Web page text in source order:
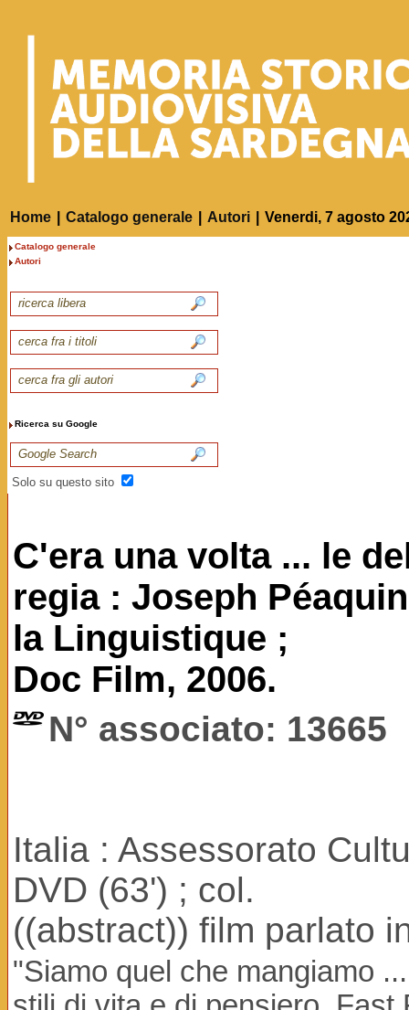
Home Catalogo generale Autori Venerdi, 7 agosto
Catalogo generale
Autori
Ricerca su Google
Solo su questo sito
C'era una volta ... le
regia : Joseph
la Linguistique ;
Doc Film, 2006.
N° associato: 13665
Italia : Assessorato
DVD (63') ; col.
((abstract)) film parlato
"Siamo quel che mangiamo